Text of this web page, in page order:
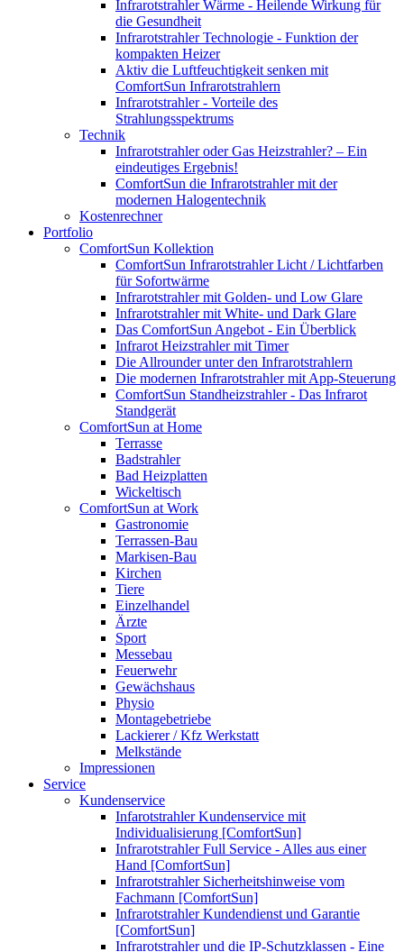
Infrarotstrahler Wärme - Heilende Wirkung für
die Gesundheit
Infrarotstrahler Technologie - Funktion der
kompakten Heizer
Aktiv die Luftfeuchtigkeit senken mit
ComfortSun Infrarotstrahlern
Infrarotstrahler - Vorteile des
Strahlungsspektrums
Technik
Infrarotstrahler oder Gas Heizstrahler? – Ein
eindeutiges Ergebnis!
ComfortSun die Infrarotstrahler mit der
modernen Halogentechnik
Kostenrechner
Portfolio
ComfortSun Kollektion
ComfortSun Infrarotstrahler Licht / Lichtfarben
für Sofortwärme
Infrarotstrahler mit Golden- und Low Glare
Infrarotstrahler mit White- und Dark Glare
Das ComfortSun Angebot - Ein Überblick
Infrarot Heizstrahler mit Timer
Die Allrounder unter den Infrarotstrahlern
Die modernen Infrarotstrahler mit App-Steuerung
ComfortSun Standheizstrahler - Das Infrarot
Standgerät
ComfortSun at Home
Terrasse
Badstrahler
Bad Heizplatten
Wickeltisch
ComfortSun at Work
Gastronomie
Terrassen-Bau
Markisen-Bau
Kirchen
Tiere
Einzelhandel
Ärzte
Sport
Messebau
Feuerwehr
Gewächshaus
Physio
Montagebetriebe
Lackierer / Kfz Werkstatt
Melkstände
Impressionen
Service
Kundenservice
Infarotstrahler Kundenservice mit
Individualisierung [ComfortSun]
Infrarotstrahler Full Service - Alles aus einer
Hand [ComfortSun]
Infrarotstrahler Sicherheitshinweise vom
Fachmann [ComfortSun]
Infrarotstrahler Kundendienst und Garantie
[ComfortSun]
Infrarotstrahler und die IP-Schutzklassen - Eine